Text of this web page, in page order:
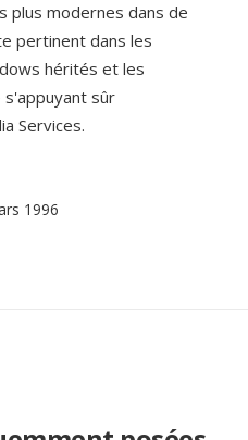
plus modernes dans de
pertinent dans les
hérités et les
sûr
Services.
1996